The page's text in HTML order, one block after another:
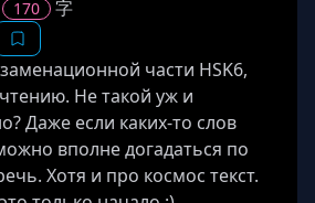
170
字
части HSK6,
Не такой уж и
Даже если каких-то слов
вполне догадаться по
Хотя и про космос текст.